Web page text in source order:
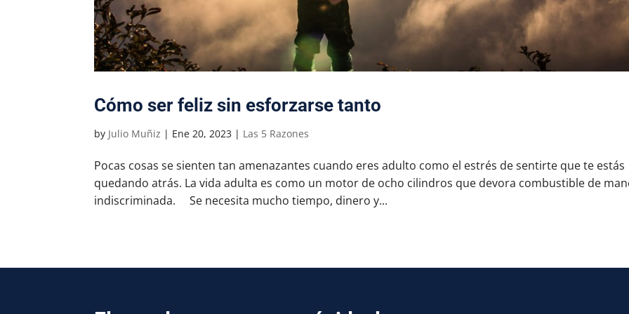
Cómo ser feliz sin esforzarse tanto
by Julio Muñiz | Ene 20, 2023 | Las 5 Razones
Pocas cosas se sienten tan amenazantes cuando eres adulto como el estrés de sentirte que te estás
quedando atrás. La vida adulta es como un motor de ocho cilindros que devora combustible de
indiscriminada. Se necesita mucho tiempo, dinero y...